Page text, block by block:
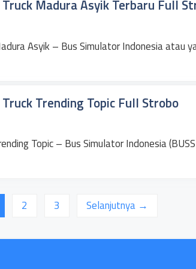
Madura Asyik Terbaru Full
Asyik – Bus Simulator Indonesia atau
Trending Topic Full Strobo
Topic – Bus Simulator Indonesia
Halaman
2 Halaman
3 Selanjutnya →